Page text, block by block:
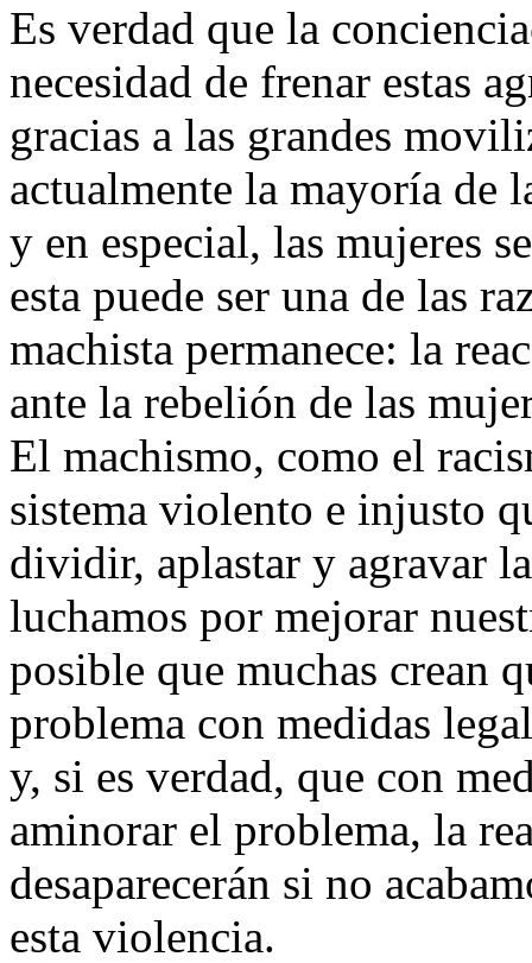
Es verdad que la
necesidad de frenar estas
gracias a las grandes
actualmente la mayoría de
y en especial, las mujeres
esta puede ser una de las
machista permanece: la
ante la rebelión de las
El machismo, como el
sistema violento e injusto
dividir, aplastar y agravar
luchamos por mejorar
posible que muchas crean
problema con medidas
y, si es verdad, que con
aminorar el problema, la
desaparecerán si no
esta violencia.